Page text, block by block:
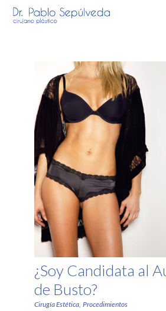
¿Soy Candidata al
de Busto?
Cirugía Estética Procedimientos